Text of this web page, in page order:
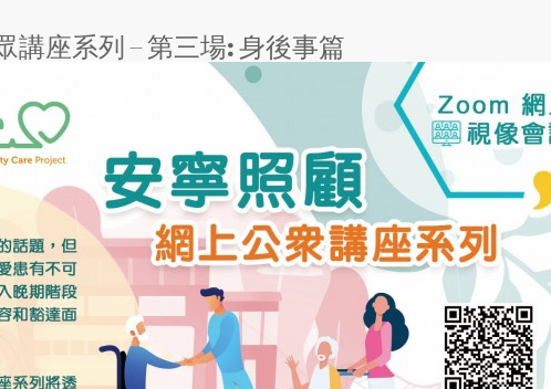
講座系列 – 第三場: 身後事篇